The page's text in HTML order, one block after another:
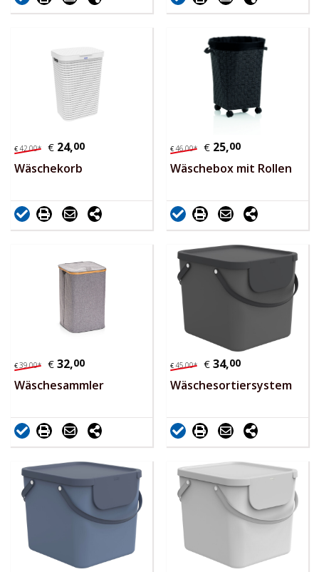
€42,00* € 24,00
Wäschekorb
€46,00* € 25,00
Wäschebox mit Rollen
€39,00* € 32,00
Wäschesammler
€45,00* € 34,00
Wäschesortiersystem